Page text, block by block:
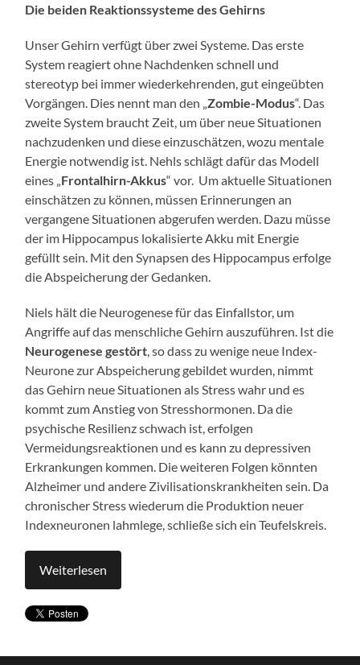
Die beiden Reaktionssysteme des Gehirns
Unser Gehirn verfügt über zwei Systeme. Das erste
System reagiert ohne Nachdenken schnell und
stereotyp bei immer wiederkehrenden, gut eingeübten
Vorgängen. Dies nennt man den „Zombie-Modus“. Das
zweite System braucht Zeit, um über neue Situationen
nachzudenken und diese einzuschätzen, wozu mentale
Energie notwendig ist. Nehls schlägt dafür das Modell
eines „ Frontalhirn-Akkus“ vor. Um aktuelle Situationen
einschätzen zu können, müssen Erinnerungen an
vergangene Situationen abgerufen werden. Dazu müsse
der im Hippocampus lokalisierte Akku mit Energie
gefüllt sein. Mit den Synapsen des Hippocampus erfolge
die Abspeicherung der Gedanken.
Niels hält die Neurogenese für das Einfallstor, um
Angriffe auf das menschliche Gehirn auszuführen. Ist die
Neurogenese gestört , so dass zu wenige neue Index-
Neurone zur Abspeicherung gebildet wurden, nimmt
das Gehirn neue Situationen als Stress wahr und es
kommt zum Anstieg von Stresshormonen. Da die
psychische Resilienz schwach ist, erfolgen
Vermeidungsreaktionen und es kann zu depressiven
Erkrankungen kommen. Die weiteren Folgen könnten
Alzheimer und andere Zivilisationskrankheiten sein. Da
chronischer Stress wiederum die Produktion neuer
Indexneuronen lahmlege, schließe sich ein Teufelskreis.
Weiterlesen